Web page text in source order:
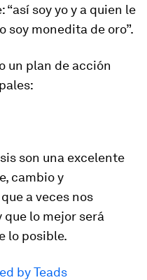
soy yo y a quien le
soy monedita de oro”.
un plan de acción
son una excelente
cambio y
a veces nos
lo mejor será
lo posible.
by Teads